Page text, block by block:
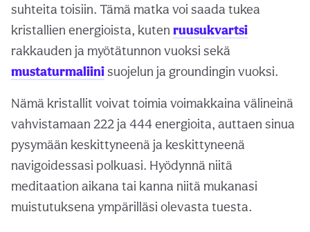
suhteita toisiin. Tämä matka voi saada tukea
kristallien energioista, kuten ruusukvartsi
rakkauden ja myötätunnon vuoksi sekä
mustaturmaliinisuojelun ja groundingin vuoksi.
Nämä kristallit voivat toimia voimakkaina välineinä
vahvistamaan 222 ja 444 energioita, auttaen sinua
pysymään keskittyneenä ja keskittyneenä
navigoidessasi polkuasi. Hyödynnä niitä
meditaation aikana tai kanna niitä mukanasi
muistutuksena ympärilläsi olevasta tuesta.